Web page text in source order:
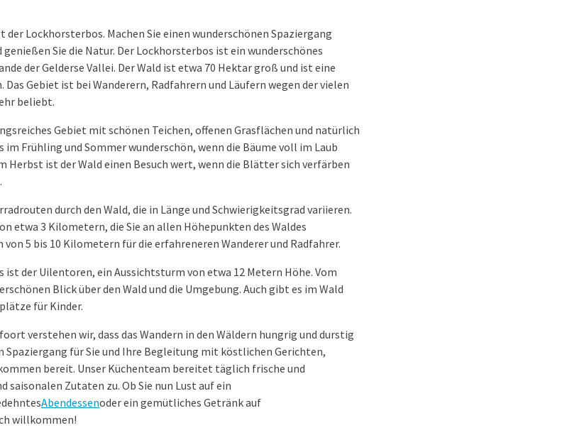
Lockhorsterbos. Machen Sie einen wunderschönen Spaziergang
Sie die Natur. Der Lockhorsterbos ist ein wunderschönes
der Gelderse Vallei. Der Wald ist etwa 70 Hektar groß und ist eine
Das Gebiet ist bei Wanderern, Radfahrern und Läufern wegen der vielen
beliebt.
Gebiet mit schönen Teichen, offenen Grasflächen und natürlich
im Frühling und Sommer wunderschön, wenn die Bäume voll im Laub
Herbst ist der Wald einen Besuch wert, wenn die Blätter sich verfärben
durch den Wald, die in Länge und Schwierigkeitsgrad variieren.
etwa 3 Kilometern, die Sie an allen Höhepunkten des Waldes
5 bis 10 Kilometern für die erfahreneren Wanderer und Radfahrer.
der Uilentoren, ein Aussichtsturm von etwa 12 Metern Höhe. Vom
Blick über den Wald und die Umgebung. Auch gibt es im Wald
für Kinder.
verstehen wir, dass das Wandern in den Wäldern hungrig und durstig
Spaziergang für Sie und Ihre Begleitung mit köstlichen Gerichten,
bereit. Unser Küchenteam bereitet täglich frische und
Zutaten zu. Ob Sie nun Lust auf ein
Abendessenoder ein gemütliches Getränk auf
willkommen!